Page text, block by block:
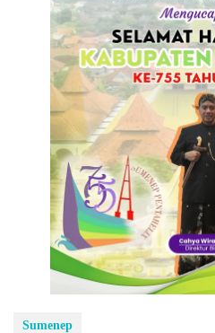
Sumenep